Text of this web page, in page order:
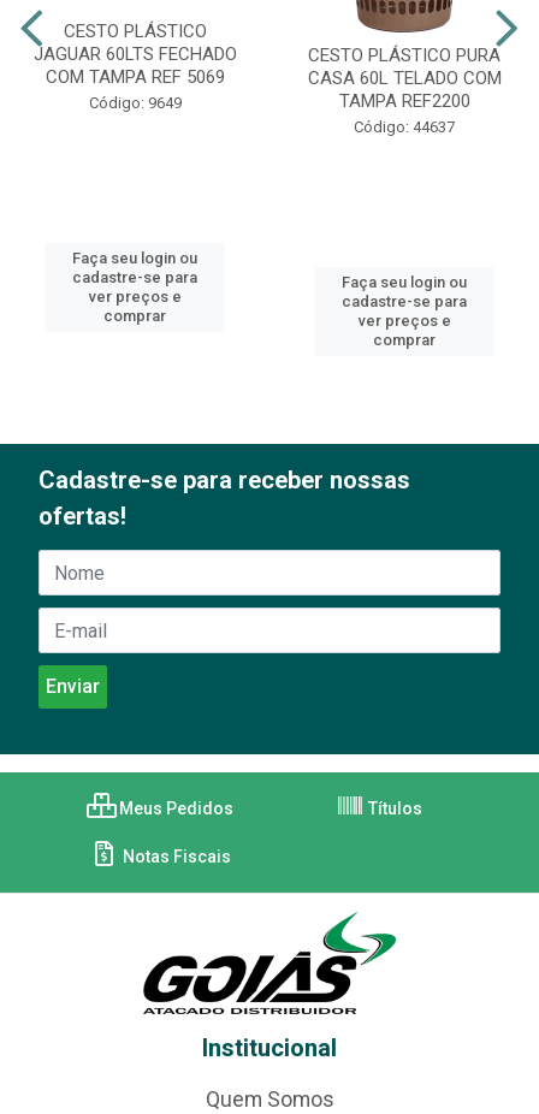
CESTO PLÁSTICO
JAGUAR 60LTS FECHADO
COM TAMPA REF 5069
Código: 9649
Faça seu login ou
cadastre-se para
ver preços e
comprar
CESTO PLÁSTICO PURA
CASA 60L TELADO COM
TAMPA REF2200
Código: 44637
Faça seu login ou
cadastre-se para
ver preços e
comprar
Cadastre-se para receber nossas
ofertas!
Meus Pedidos Títulos
Notas Fiscais
Institucional
Quem Somos